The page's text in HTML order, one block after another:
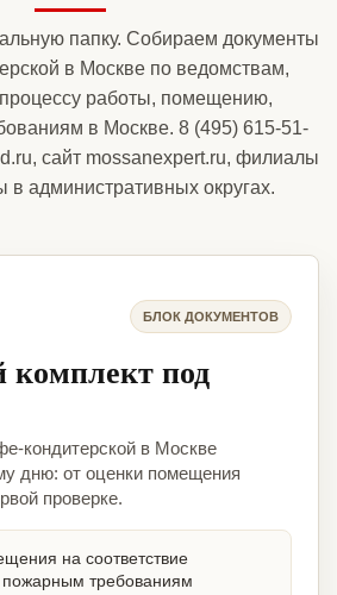
папку. Собираем документы
в Москве по ведомствам,
работы, помещению,
в Москве. 8 (495) 615-51-
сайт mossanexpert.ru, филиалы
в административных округах.
БЛОК ДОКУМЕНТОВ
комплект под
кондитерской в Москве
дню: от оценки помещения
проверке.
на соответствие
требованиям